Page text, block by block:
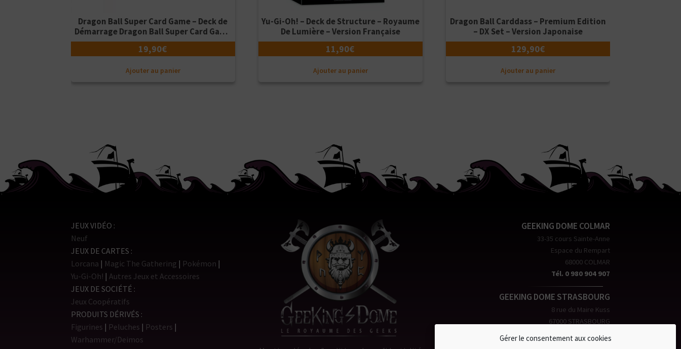
Gérer le consentement aux cookies
Dragon Ball Super Card Game – Deck de
Démarrage Dragon Ball Super Card Game
SD22 – Proud Warrior – Version Française
19,90€
Ajouter au panier
Yu-Gi-Oh! – Deck de Structure – Royaume
De Lumière – Version Française
11,90€
Ajouter au panier
Dragon Ball Carddass – Premium Edition
– DX Set – Version Japonaise
129,90€
Ajouter au panier
JEUX VIDÉO
Neuf
JEUX DE CARTES
Lorcana
Magic The Gathering
Pokémon
Yu-Gi-Oh!
Autres Jeux et Accessoires
JEUX DE SOCIÉTÉ
Jeux Coopératifs
PRODUITS DÉRIVÉS
Figurines
Peluches
Posters
Warhammer/Deimos
GEEKING DOME COLMAR
33-35 cours Sainte-Anne
Espace du Rempart
68000 COLMAR
Tél. 0 980 904 907
GEEKING DOME STRASBOURG
8 rue du Maire Kuss
67000 STRASBOURG